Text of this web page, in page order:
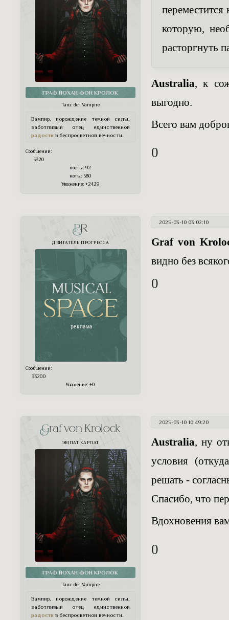
ГРАФ ЙОХАН ФОН КРОЛОК
Tanz der Vampire
Вампир, порождение темной силы,
заботливый отец единственной
радости в беспросветной вечности.
Сообщений:
5320
посты: 92
ноты: 580
Уважение: +2429
которую,
расторгнуть
Australia, к
выгодно.
Всего вам
0
2025-03-10 03:02:10
PR
ДВИГАТЕЛЬ ПРОГРЕССА
Сообщений:
33200
Уважение: +0
Graf von
видно без
0
2025-03-10 10:49:20
Graf von Krolock
ЭМПАТ КАРПАТ
ГРАФ ЙОХАН ФОН КРОЛОК
Tanz der Vampire
Вампир, порождение темной силы,
заботливый отец единственной
радости в беспросветной вечности.
Australia, ну
условия
решать -
Спасибо, что
Вдохновения
0